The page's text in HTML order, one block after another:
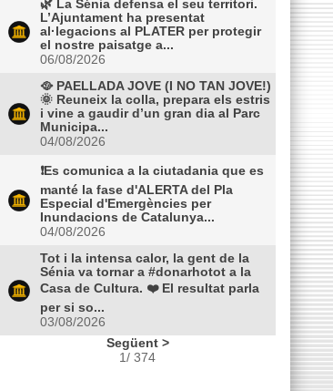
🌿 La Sénia defensa el seu territori.
L’Ajuntament ha presentat
al·legacions al PLATER per protegir
el nostre paisatge a...
06/08/2026
🥘 PAELLADA JOVE (I NO TAN JOVE!)
🌞 Reuneix la colla, prepara els estris
i vine a gaudir d’un gran dia al Parc
Municipa...
04/08/2026
❗️Es comunica a la ciutadania que es
manté la fase d'ALERTA del Pla
Especial d'Emergències per
Inundacions de Catalunya...
04/08/2026
Tot i la intensa calor, la gent de la
Sénia va tornar a #donarhotot a la
Casa de Cultura. ❤️ El resultat parla
per si so...
03/08/2026
Següent >
1/ 374